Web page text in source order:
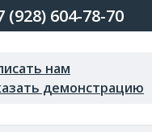
(928) 604-78-70
нам
демонстрацию